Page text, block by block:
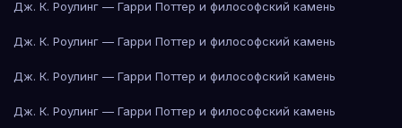
Дж. К. Роулинг — Гарри Поттер и философский камень
Дж. К. Роулинг — Гарри Поттер и философский камень
Дж. К. Роулинг — Гарри Поттер и философский камень
Дж. К. Роулинг — Гарри Поттер и философский камень